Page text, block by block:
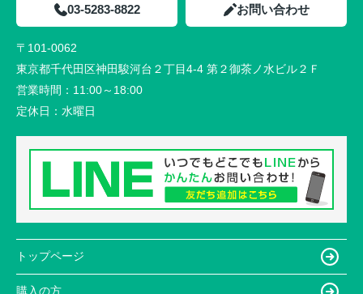
03-5283-8822 お問い合わせ
〒101-0062
東京都千代田区神田駿河台２丁目4-4 第２御茶ノ水ビル２Ｆ
営業時間： 11:00～18:00
定休日： 水曜日
トップページ
購入の方